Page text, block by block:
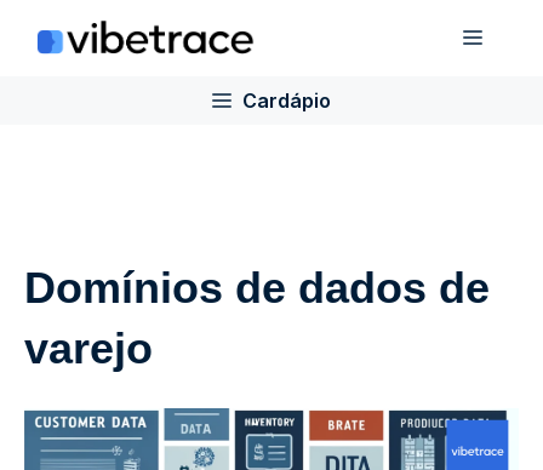
para
Cardápio
Domínios de dados de
varejo